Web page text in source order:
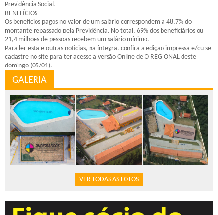
Previdência Social.
BENEFÍCIOS
Os benefícios pagos no valor de um salário correspondem a 48,7% do
montante repassado pela Previdência. No total, 69% dos beneficiários ou
21,4 milhões de pessoas recebem um salário mínimo.
Para ler esta e outras notícias, na íntegra, confira a edição impressa e/ou se
cadastre no site para ter acesso a versão Online de O REGIONAL deste
domingo (05/01).
GALERIA
VER TODAS AS FOTOS